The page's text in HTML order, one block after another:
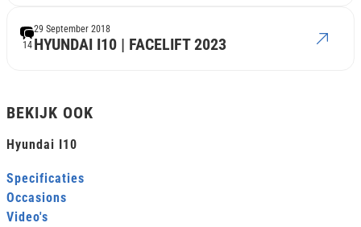
14 HYUNDAI I10 | FACELIFT 2023
29 September 2018
BEKIJK OOK
Hyundai I10
Specificaties
Occasions
Video's